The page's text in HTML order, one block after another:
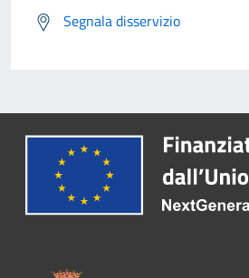
Segnala disservizio